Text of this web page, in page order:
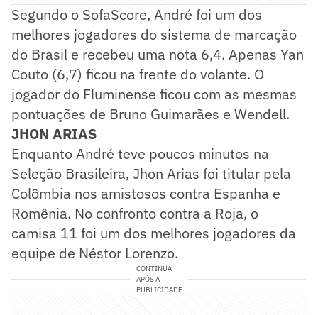
Segundo o SofaScore, André foi um dos
melhores jogadores do sistema de marcação
do Brasil e recebeu uma nota 6,4. Apenas Yan
Couto (6,7) ficou na frente do volante. O
jogador do Fluminense ficou com as mesmas
pontuações de Bruno Guimarães e Wendell.
JHON ARIAS
Enquanto André teve poucos minutos na
Seleção Brasileira, Jhon Arias foi titular pela
Colômbia nos amistosos contra Espanha e
Romênia. No confronto contra a Roja, o
camisa 11 foi um dos melhores jogadores da
equipe de Néstor Lorenzo.
CONTINUA
APÓS A
PUBLICIDADE